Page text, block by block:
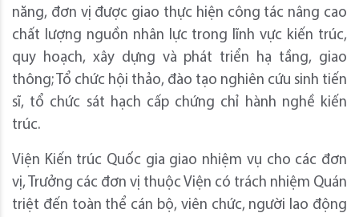
năng, đơn vị được giao thực hiện công tác nâng cao
chất lượng nguồn nhân lực trong lĩnh vực kiến trúc,
quy hoạch, xây dựng và phát triển hạ tầng, giao
thông; Tổ chức hội thảo, đào tạo nghiên cứu sinh tiến
sĩ, tổ chức sát hạch cấp chứng chỉ hành nghề kiến
trúc.
Viện Kiến trúc Quốc gia giao nhiệm vụ cho các đơn
vị, Trưởng các đơn vị thuộc Viện có trách nhiệm Quán
triệt đến toàn thể cán bộ, viên chức, người lao động